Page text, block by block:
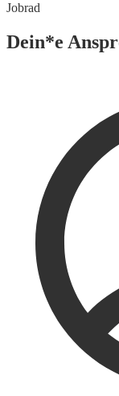
Jobrad
Dein*e